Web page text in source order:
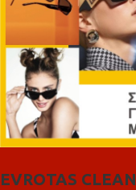
EVROTAS CLEAN